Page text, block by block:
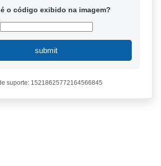
o código exibido na imagem?
submit
suporte: 15218625772164566845